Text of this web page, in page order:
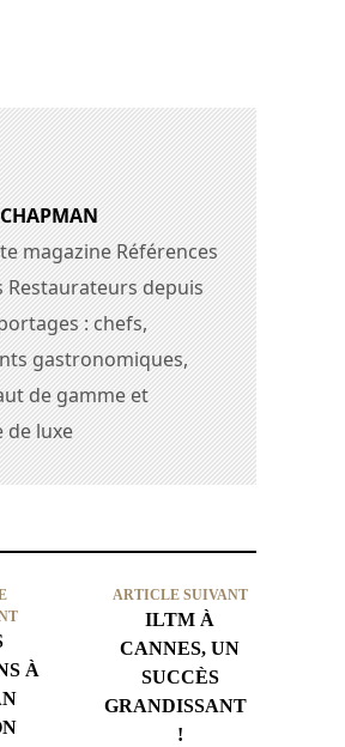
magazine Références
Restaurateurs depuis
: chefs,
gastronomiques,
de gamme et
de luxe
À
ARTICLE SUIVANT
ILTM À
CANNES, UN
SUCCÈS
GRANDISSANT
!